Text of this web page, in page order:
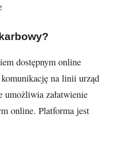
dostępnym online
na linii urząd
umożliwia załatwienie
online. Platforma jest